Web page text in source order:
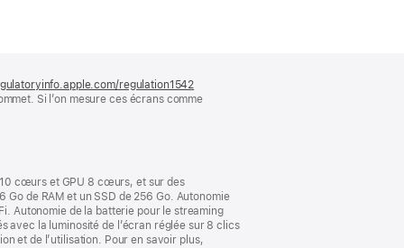
regulation1542
dans
Si l’on mesure ces écrans comme
10 cœurs et GPU 8 cœurs, et sur des
de RAM et un SSD de 256 Go. Autonomie
Autonomie de la batterie pour le streaming
avec la luminosité de l’écran réglée sur 8 clics
et de l’utilisation. Pour en savoir plus,